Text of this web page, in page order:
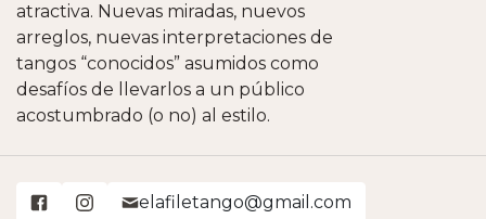
atractiva. Nuevas miradas, nuevos
arreglos, nuevas interpretaciones de
tangos “conocidos” asumidos como
desafíos de llevarlos a un público
acostumbrado (o no) al estilo.
elafiletango@gmail.com